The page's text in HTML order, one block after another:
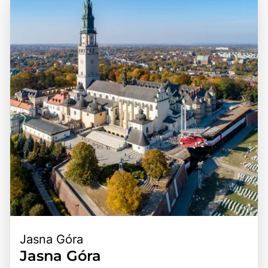
bewegte Vergangenheit, die von verschiedenen Kulturen
und politischen Umwälzungen geprägt ist, was sich in der
Vielfalt der Architektur und Traditionen widerspiegelt. Ein
Besuch in Polen ist eine hervorragende Gelegenheit, die
herzliche Gastfreundschaft der Einheimischen zu erleben,
die köstliche polnische Küche zu probieren und die
faszinierende Geschichte des Landes zu entdecken. Die
Kombination aus beeindruckenden Sehenswürdigkeiten,
kulturellen Erlebnissen und der Möglichkeit, die Natur zu
genießen, macht Polen zu einem unvergesslichen Ziel für
Reisende.
bedeutendsten Sehenswürdigkeiten und Regionen leicht
erreichbar sind. Polen ist durch ein gut ausgebautes
Verkehrsnetz, einschließlich Straßen, Eisenbahnen und
Flughäfen, gut verbunden, was es Besuchern ermöglicht,
die verschiedenen Städte und Landschaften bequem zu
erkunden. Die Kombination aus atemberaubenden
Ausblicken, reicher Geschichte und der Möglichkeit, die
polnische Kultur hautnah zu erleben, macht Polen zu
einem unvergesslichen Erlebnis für alle, die dieses
vielfältige Land entdecken möchten.
Jasna Góra
Jasna Góra